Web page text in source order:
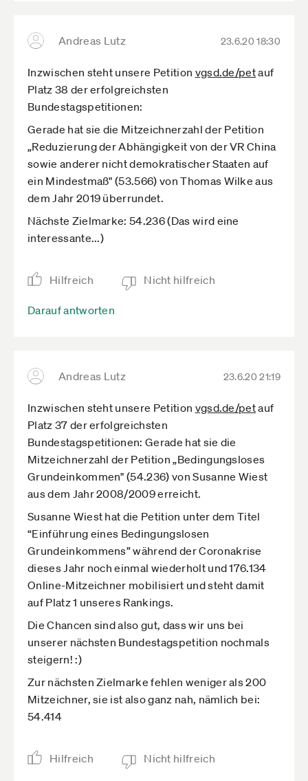
Andreas Lutz 23.6.20 18:30
Inzwischen steht unsere Petition vgsd.de­/petauf
Platz 38 der erfolgreichsten
Bundestagspetitionen:
Gerade hat sie die Mitzeichnerzahl der Petition
„Reduzierung der Abhängigkeit von der VR China
sowie anderer nicht demokratischer Staaten auf
ein Mindestmaß" (53.566) von Thomas Wilke aus
dem Jahr 2019 überrundet.
Nächste Zielmarke: 54.236 (Das wird eine
interessante...)
Hilfreich Nicht hilfreich
Darauf antworten
Andreas Lutz 23.6.20 21:19
Inzwischen steht unsere Petition vgsd.de­/petauf
Platz 37 der erfolgreichsten
Bundestagspetitionen: Gerade hat sie die
Mitzeichnerzahl der Petition „Bedingungsloses
Grundeinkommen" (54.236) von Susanne Wiest
aus dem Jahr 2008/2009 erreicht.
Susanne Wiest hat die Petition unter dem Titel
“Einführung eines Bedingungslosen
Grundeinkommens” während der Coronakrise
dieses Jahr noch einmal wiederholt und 176.134
Online-Mitzeichner mobilisiert und steht damit
auf Platz 1 unseres Rankings.
Die Chancen sind also gut, dass wir uns bei
unserer nächsten Bundestagspetition nochmals
steigern! :)
Zur nächsten Zielmarke fehlen weniger als 200
Mitzeichner, sie ist also ganz nah, nämlich bei:
54.414
Hilfreich Nicht hilfreich